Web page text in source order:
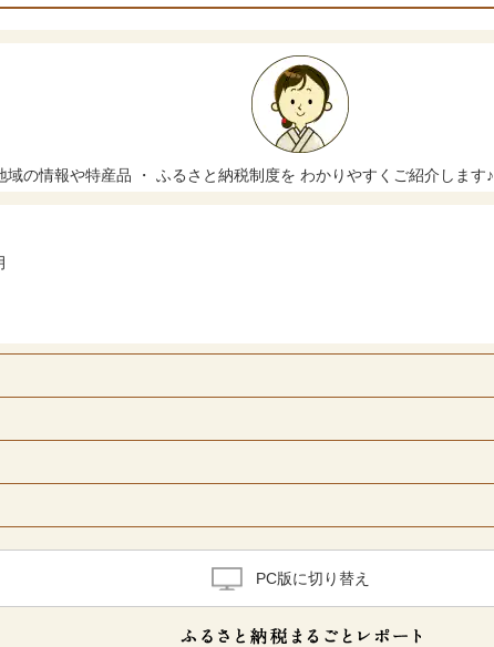
の情報や特産品 ・ ふるさと納税制度を わかりやすくご紹介します♪
PC版に切り替え